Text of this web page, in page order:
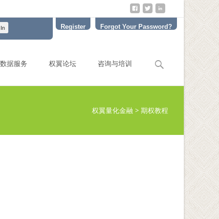
Register Forgot Your Password?
数据服务 权翼论坛 咨询与培训
Search
权翼量化金融 > 期权教程